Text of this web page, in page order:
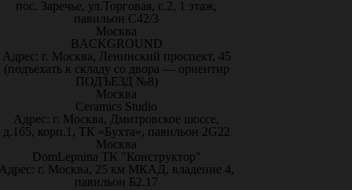
пос. Заречье, ул.Торговая, с.2, 1 этаж,
павильон С42/3
Москва
BACKGROUND
Адрес: г. Москва, Ленинский проспект, 45
(подъехать к складу со двора — ориентир
ПОДЪЕЗД №8)
Москва
Ceramics Studio
Адрес: г. Москва, Дмитровское шоссе,
д.165, корп.1, ТК «Бухта», павильон 2G22
Москва
DomLepnina ТК "Конструктор"
г. Москва, 25 км МКАД, владение 4,
павильон Б2.17